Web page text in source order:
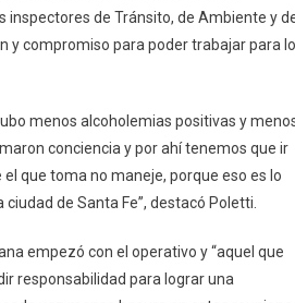
inspectores de Tránsito, de Ambiente y
y compromiso para poder trabajar para
menos alcoholemias positivas y
conciencia y por ahí tenemos que ir
que toma no maneje, porque eso es lo
de Santa Fe”, destacó Poletti.
empezó con el operativo y “aquel que
responsabilidad para lograr una